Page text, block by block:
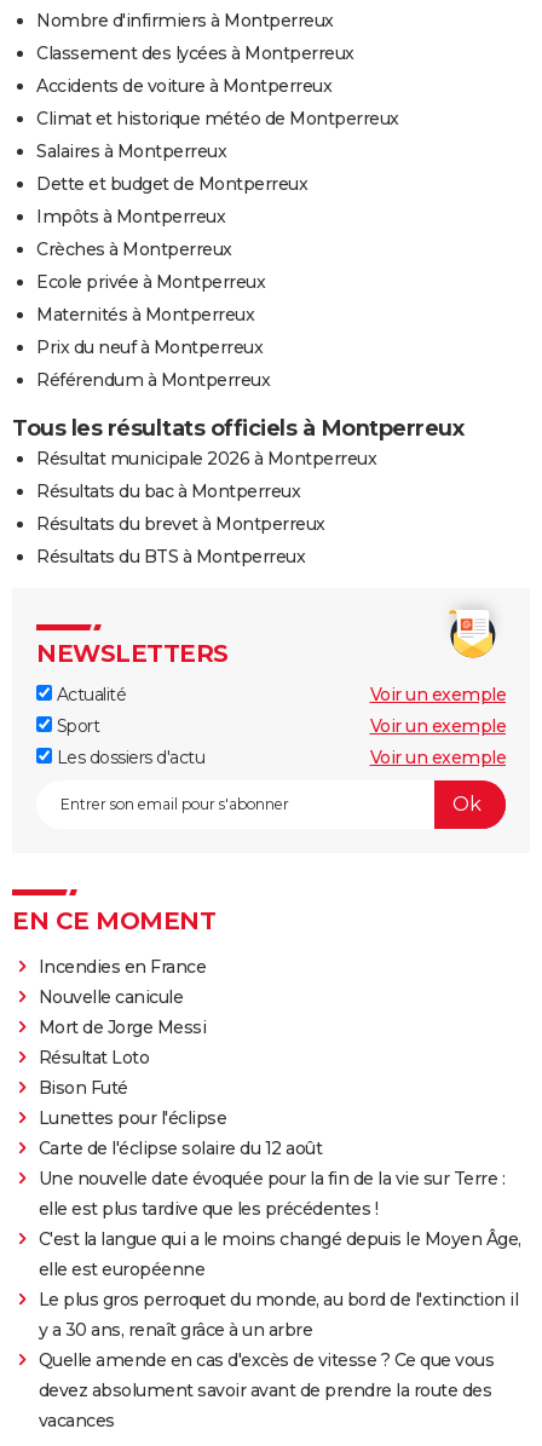
Nombre d'infirmiers à Montperreux
Classement des lycées à Montperreux
Accidents de voiture à Montperreux
Climat et historique météo de Montperreux
Salaires à Montperreux
Dette et budget de Montperreux
Impôts à Montperreux
Crèches à Montperreux
Ecole privée à Montperreux
Maternités à Montperreux
Prix du neuf à Montperreux
Référendum à Montperreux
Tous les résultats officiels à Montperreux
Résultat municipale 2026 à Montperreux
Résultats du bac à Montperreux
Résultats du brevet à Montperreux
Résultats du BTS à Montperreux
NEWSLETTERS
Actualité
Voir un exemple
Sport
Voir un exemple
Les dossiers d'actu
Voir un exemple
EN CE MOMENT
Incendies en France
Nouvelle canicule
Mort de Jorge Messi
Résultat Loto
Bison Futé
Lunettes pour l'éclipse
Carte de l'éclipse solaire du 12 août
Une nouvelle date évoquée pour la fin de la vie sur Terre :
elle est plus tardive que les précédentes !
C'est la langue qui a le moins changé depuis le Moyen Âge,
elle est européenne
Le plus gros perroquet du monde, au bord de l'extinction il
y a 30 ans, renaît grâce à un arbre
Quelle amende en cas d'excès de vitesse ? Ce que vous
devez absolument savoir avant de prendre la route des
vacances